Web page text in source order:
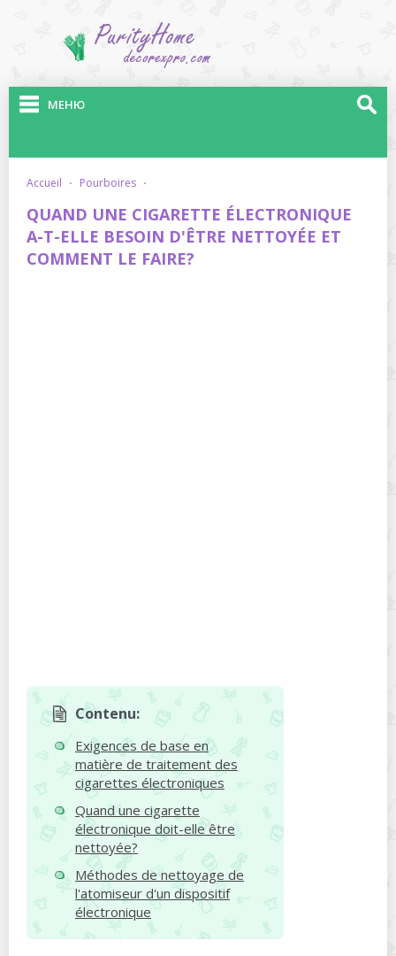
МЕНЮ
accueil · pourboires ·
QUAND UNE CIGARETTE ÉLECTRONIQUE
A-T-ELLE BESOIN D'ÊTRE NETTOYÉE ET
COMMENT LE FAIRE?
Contenu:
Exigences de base en
matière de traitement des
cigarettes électroniques
Quand une cigarette
électronique doit-elle être
nettoyée?
Méthodes de nettoyage de
l'atomiseur d'un dispositif
électronique